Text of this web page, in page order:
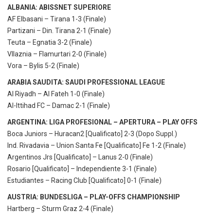
ALBANIA: ABISSNET SUPERIORE
AF Elbasani – Tirana 1-3 (Finale)
Partizani – Din. Tirana 2-1 (Finale)
Teuta – Egnatia 3-2 (Finale)
Vllaznia – Flamurtari 2-0 (Finale)
Vora – Bylis 5-2 (Finale)
ARABIA SAUDITA: SAUDI PROFESSIONAL LEAGUE
Al Riyadh – Al Fateh 1-0 (Finale)
Al-Ittihad FC – Damac 2-1 (Finale)
ARGENTINA: LIGA PROFESIONAL – APERTURA – PLAY OFFS
Boca Juniors – Huracan2 [Qualificato] 2-3 (Dopo Suppl.)
Ind. Rivadavia – Union Santa Fe [Qualificato] Fe 1-2 (Finale)
Argentinos Jrs [Qualificato] – Lanus 2-0 (Finale)
Rosario [Qualificato] – Independiente 3-1 (Finale)
Estudiantes – Racing Club [Qualificato] 0-1 (Finale)
AUSTRIA: BUNDESLIGA – PLAY-OFFS CHAMPIONSHIP
Hartberg – Sturm Graz 2-4 (Finale)